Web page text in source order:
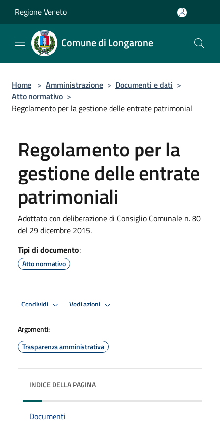
Regione Veneto
Comune di Longarone
Home > Amministrazione > Documenti e dati >
Atto normativo >
Regolamento per la gestione delle entrate patrimoniali
Regolamento per la
gestione delle entrate
patrimoniali
Adottato con deliberazione di Consiglio Comunale n. 80
del 29 dicembre 2015.
Tipi di documento:
Atto normativo
Condividi Vedi azioni
Argomenti:
Trasparenza amministrativa
INDICE DELLA PAGINA
Documenti